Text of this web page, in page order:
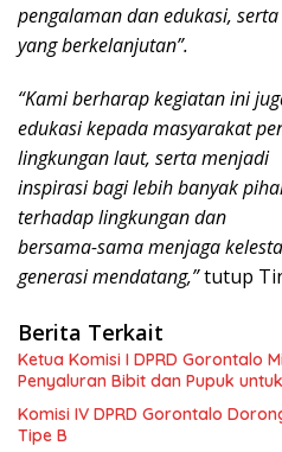
pengalaman dan edukasi,
yang berkelanjutan”.
“Kami berharap kegiatan ini
edukasi kepada masyarakat
lingkungan laut, serta menjadi
inspirasi bagi lebih banyak
terhadap lingkungan dan
bersama-sama menjaga
generasi mendatang,”tutup
Berita Terkait
Ketua Komisi I DPRD Gorontalo
Penyaluran Bibit dan Pupuk
Komisi IV DPRD Gorontalo
Tipe B